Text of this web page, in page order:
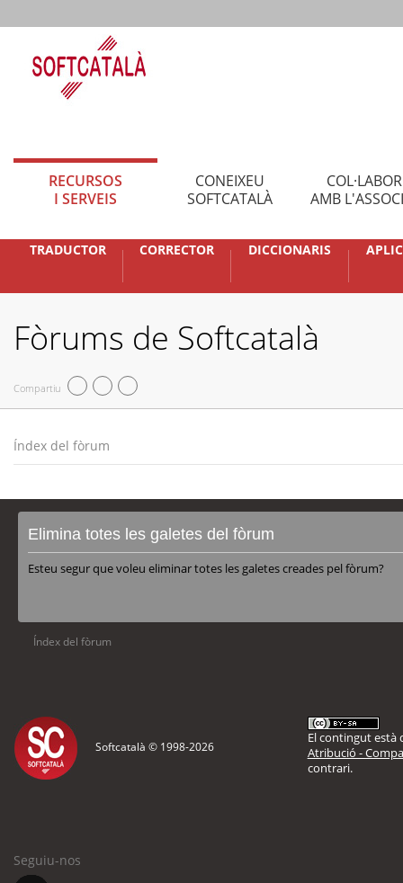
RECURSOS
I SERVEIS
CONEIXEU
SOFTCATALÀ
AMB
TRADUCTOR CORRECTOR DICCIONARIS
Fòrums de Softcatalà
Compartiu
Índex del fòrum
Elimina totes les galetes del fòrum
Esteu segur que voleu eliminar totes les galetes creades pel fòrum?
Índex del fòrum
Softcatalà © 1998-2026
El contingut està
Atribució -
contrari.
Seguiu-nos